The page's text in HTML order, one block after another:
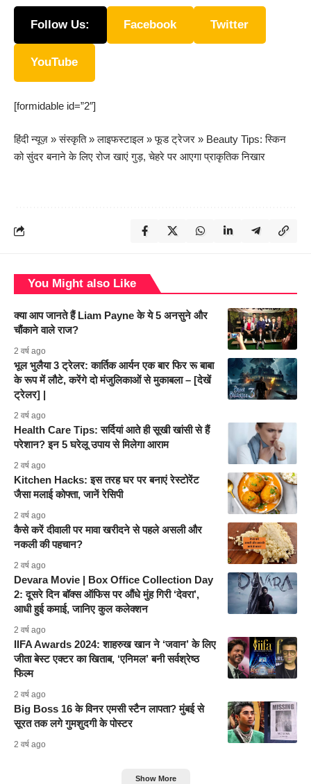
Follow Us: Facebook Twitter
YouTube
[formidable id=”2″]
हिंदी न्यूज़ »संस्कृति»लाइफस्टाइल »फूड ट्रेजर » Beauty Tips: स्किन
को सुंदर बनाने के लिए रोज खाएं गुड़, चेहरे पर आएगा प्राकृतिक निखार
You Might also Like
क्या आप जानते हैं Liam Payne के ये 5 अनसुने और
चौंकाने वाले राज?
2 वर्ष ago
भूल भुलैया 3 ट्रेलर: कार्तिक आर्यन एक बार फिर रू बाबा
के रूप में लौटे, करेंगे दो मंजुलिकाओं से मुकाबला – [देखें
ट्रेलर] |
2 वर्ष ago
Health Care Tips: सर्दियां आते ही सूखी खांसी से हैं
परेशान? इन 5 घरेलू उपाय से मिलेगा आराम
2 वर्ष ago
Kitchen Hacks: इस तरह घर पर बनाएं रेस्टोरेंट
जैसा मलाई कोफ्ता, जानें रेसिपी
2 वर्ष ago
कैसे करें दीवाली पर मावा खरीदने से पहले असली और
नकली की पहचान?
2 वर्ष ago
Devara Movie | Box Office Collection Day
2: दूसरे दिन बॉक्स ऑफिस पर औंधे मुंह गिरी ‘देवरा’,
आधी हुई कमाई, जानिए कुल कलेक्शन
2 वर्ष ago
IIFA Awards 2024: शाहरुख खान ने ‘जवान’ के लिए
जीता बेस्ट एक्टर का खिताब, ‘एनिमल’ बनी सर्वश्रेष्ठ
फिल्म
2 वर्ष ago
Big Boss 16 के विनर एमसी स्टैन लापता? मुंबई से
सूरत तक लगे गुमशुदगी के पोस्टर
2 वर्ष ago
Show More